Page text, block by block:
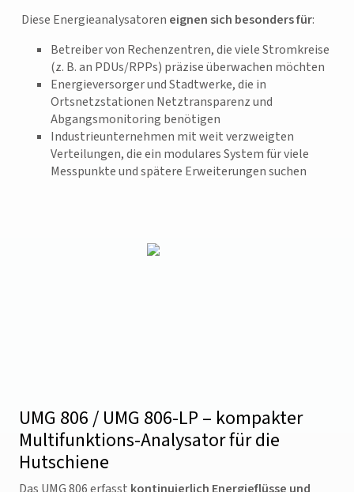
Diese Energieanalysatoren eignen sich besonders für:
Betreiber von Rechenzentren, die viele Stromkreise
(z. B. an PDUs/RPPs) präzise überwachen möchten
Energieversorger und Stadtwerke, die in
Ortsnetzstationen Netztransparenz und
Abgangsmonitoring benötigen
Industrieunternehmen mit weit verzweigten
Verteilungen, die ein modulares System für viele
Messpunkte und spätere Erweiterungen suchen
UMG 806 / UMG 806-LP – kompakter
Multifunktions-Analysator für die
Hutschiene